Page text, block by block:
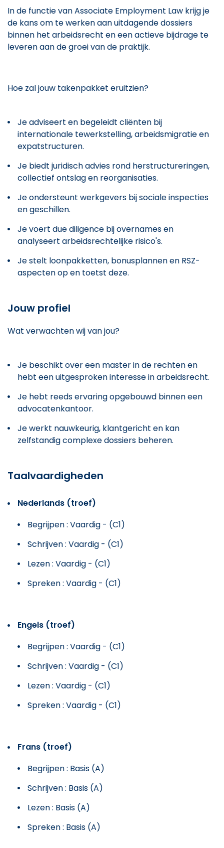
In de functie van Associate Employment Law krijg je
de kans om te werken aan uitdagende dossiers
binnen het arbeidsrecht en een actieve bijdrage te
leveren aan de groei van de praktijk.
Hoe zal jouw takenpakket eruitzien?
Je adviseert en begeleidt cliënten bij
internationale tewerkstelling, arbeidsmigratie en
expatstructuren.
Je biedt juridisch advies rond herstructureringen,
collectief ontslag en reorganisaties.
Je ondersteunt werkgevers bij sociale inspecties
en geschillen.
Je voert due diligence bij overnames en
analyseert arbeidsrechtelijke risico's.
Je stelt loonpakketten, bonusplannen en RSZ-
aspecten op en toetst deze.
Jouw profiel
Wat verwachten wij van jou?
Je beschikt over een master in de rechten en
hebt een uitgesproken interesse in arbeidsrecht.
Je hebt reeds ervaring opgebouwd binnen een
advocatenkantoor.
Je werkt nauwkeurig, klantgericht en kan
zelfstandig complexe dossiers beheren.
Taalvaardigheden
Nederlands (troef)
Begrijpen : Vaardig - (C1)
Schrijven : Vaardig - (C1)
Lezen : Vaardig - (C1)
Spreken : Vaardig - (C1)
Engels (troef)
Begrijpen : Vaardig - (C1)
Schrijven : Vaardig - (C1)
Lezen : Vaardig - (C1)
Spreken : Vaardig - (C1)
Frans (troef)
Begrijpen : Basis (A)
Schrijven : Basis (A)
Lezen : Basis (A)
Spreken : Basis (A)